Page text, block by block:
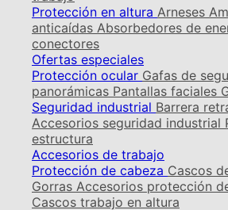
Protección en altura Arneses
anticaídas Absorbedores de
conectores
Ofertas especiales
Protección ocular Gafas de
panorámicas Pantallas faciales
Seguridad industrial Barrera
Accesorios seguridad industrial
estructura
Accesorios de trabajo
Protección de cabeza Cascos
Gorras Accesorios protección
Cascos trabajo en altura